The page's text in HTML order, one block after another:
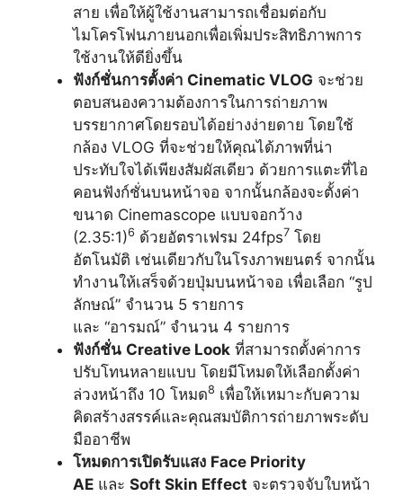
สาย เพื่อให้ผู้ใช้งานสามารถเชื่อมต่อกับ
ไมโครโฟนภายนอกเพื่อเพิ่มประสิทธิภาพการ
ใช้งานให้ดียิ่งขึ้น
ฟังก์ชั่นการตั้งค่า Cinematic VLOG จะช่วย
ตอบสนองความต้องการในการถ่ายภาพ
บรรยากาศโดยรอบได้อย่างง่ายดาย โดยใช้
กล้อง VLOG ที่จะช่วยให้คุณได้ภาพที่น่า
ประทับใจได้เพียงสัมผัสเดียว ด้วยการแตะที่ไอ
คอนฟังก์ชั่นบนหน้าจอ จากนั้นกล้องจะตั้งค่า
ขนาด Cinemascope แบบจอกว้าง
(2.35:1)6 ด้วยอัตราเฟรม 24fps7 โดย
อัตโนมัติ เช่นเดียวกับในโรงภาพยนตร์ จากนั้น
ทำงานให้เสร็จด้วยปุ่มบนหน้าจอ เพื่อเลือก “รูป
ลักษณ์” จำนวน 5 รายการ
และ “อารมณ์” จำนวน 4 รายการ
ฟังก์ชั่น Creative Look ที่สามารถตั้งค่าการ
ปรับโทนหลายแบบ โดยมีโหมดให้เลือกตั้งค่า
ล่วงหน้าถึง 10 โหมด8 เพื่อให้เหมาะกับความ
คิดสร้างสรรค์และคุณสมบัติการถ่ายภาพระดับ
มืออาชีพ
โหมดการเปิดรับแสง Face Priority
AE และ Soft Skin Effect จะตรวจจับใบหน้า